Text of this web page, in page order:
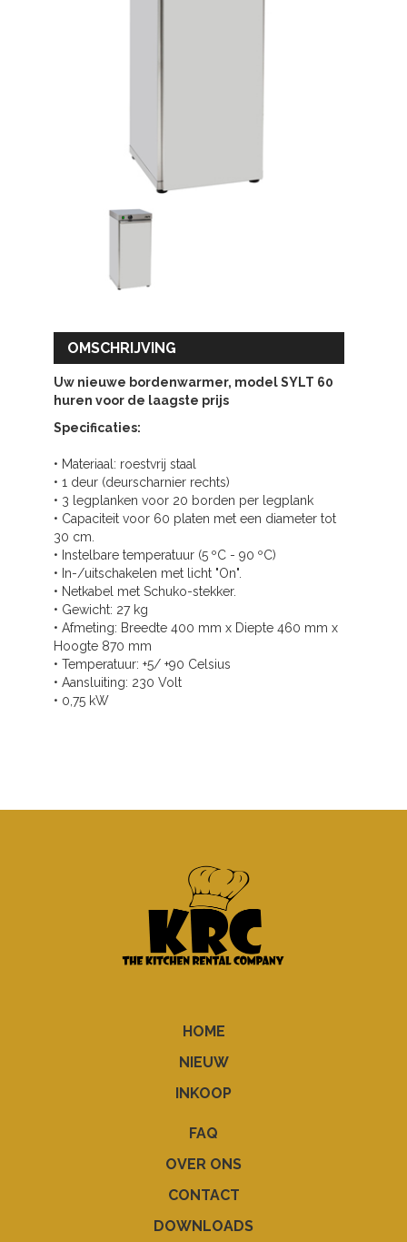
OMSCHRIJVING
Uw nieuwe bordenwarmer, model SYLT 60
huren voor de laagste prijs
Specificaties:
• Materiaal: roestvrij staal
• 1 deur (deurscharnier rechts)
• 3 legplanken voor 20 borden per legplank
• Capaciteit voor 60 platen met een diameter tot
30 cm.
• Instelbare temperatuur (5 ºC - 90 ºC)
• In-/uitschakelen met licht "On".
• Netkabel met Schuko-stekker.
• Gewicht: 27 kg
• Afmeting: Breedte 400 mm x Diepte 460 mm x
Hoogte 870 mm
• Temperatuur: +5/ +90 Celsius
• Aansluiting: 230 Volt
• 0,75 kW
HOME
NIEUW
INKOOP
FAQ
OVER ONS
CONTACT
DOWNLOADS